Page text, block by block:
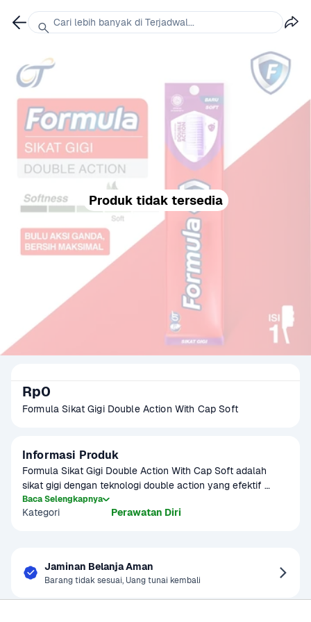
Produk tidak tersedia
Rp0
Formula Sikat Gigi Double Action With Cap Soft
Informasi Produk
Formula Sikat Gigi Double Action With Cap Soft adalah
sikat gigi dengan teknologi double action yang efektif
membersihkan gigi dan gusi. Dilengkapi dengan penutup
untuk menjaga kebersihan sikat gigi, produk ini memberikan
Baca Selengkapnya
Kategori Perawatan Diri
Jaminan Belanja Aman
Barang tidak sesuai, Uang tunai kembali
Cari lebih banyak di Terjadwal...